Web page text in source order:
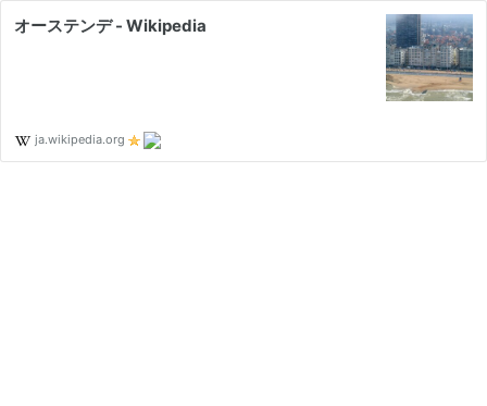
オーステンデ - Wikipedia
ja.wikipedia.org